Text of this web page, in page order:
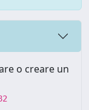
o creare un